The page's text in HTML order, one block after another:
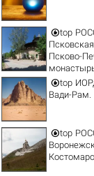
top
Псковская
Псково-
top
Вади-Рам.
top